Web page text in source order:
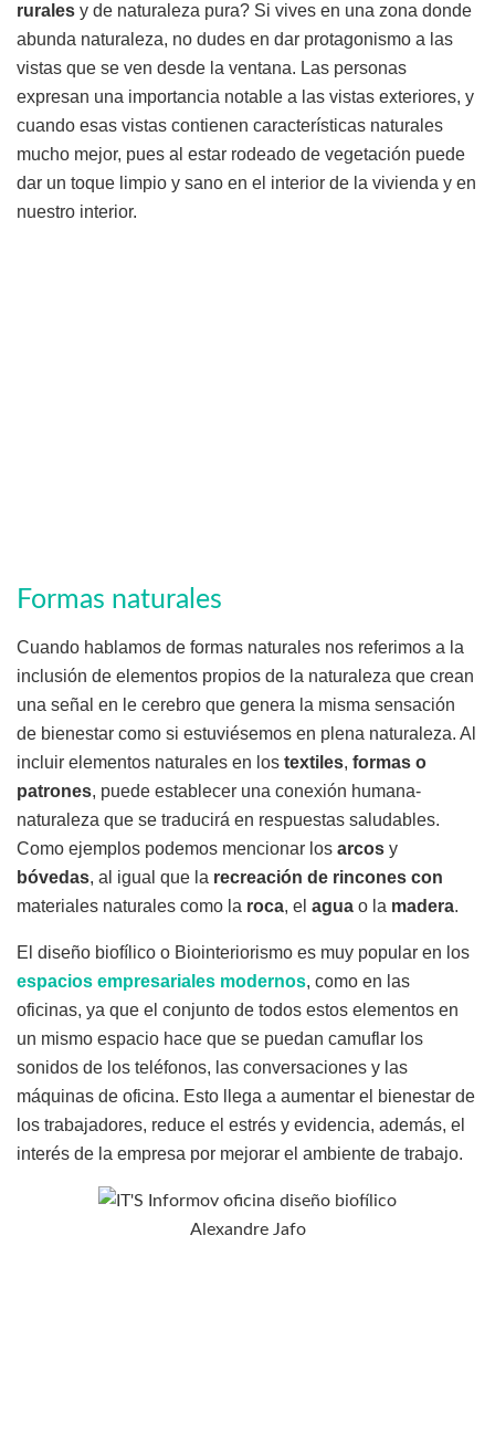
rurales y de naturaleza pura? Si vives en una zona donde
abunda naturaleza, no dudes en dar protagonismo a las
vistas que se ven desde la ventana. Las personas
expresan una importancia notable a las vistas exteriores, y
cuando esas vistas contienen características naturales
mucho mejor, pues al estar rodeado de vegetación puede
dar un toque limpio y sano en el interior de la vivienda y en
nuestro interior.
Formas naturales
Cuando hablamos de formas naturales nos referimos a la
inclusión de elementos propios de la naturaleza que crean
una señal en le cerebro que genera la misma sensación
de bienestar como si estuviésemos en plena naturaleza. Al
incluir elementos naturales en los textiles, formas o
patrones, puede establecer una conexión humana-
naturaleza que se traducirá en respuestas saludables.
Como ejemplos podemos mencionar los arcos y
bóvedas, al igual que la recreación de rincones con
materiales naturales como la roca, el agua o la madera.
El diseño biofílico o Biointeriorismo es muy popular en los
espacios empresariales modernos, como en las
oficinas, ya que el conjunto de todos estos elementos en
un mismo espacio hace que se puedan camuflar los
sonidos de los teléfonos, las conversaciones y las
máquinas de oficina. Esto llega a aumentar el bienestar de
los trabajadores, reduce el estrés y evidencia, además, el
interés de la empresa por mejorar el ambiente de trabajo.
Alexandre Jafo